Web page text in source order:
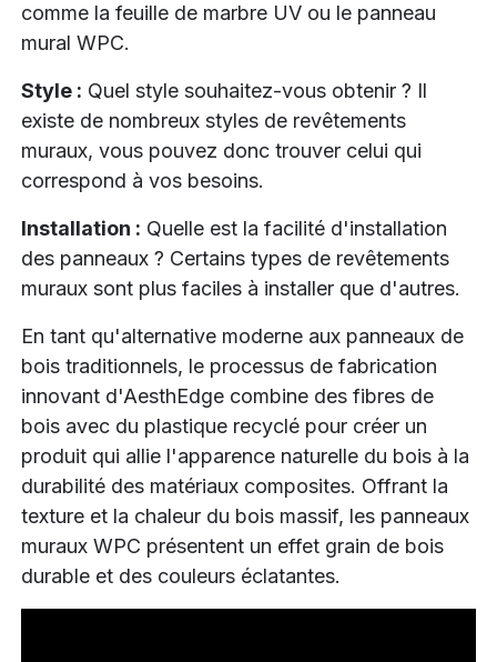
comme la feuille de marbre UV ou le panneau
mural WPC.
Style : Quel style souhaitez-vous obtenir ? Il
existe de nombreux styles de revêtements
muraux, vous pouvez donc trouver celui qui
correspond à vos besoins.
Installation : Quelle est la facilité d'installation
des panneaux ? Certains types de revêtements
muraux sont plus faciles à installer que d'autres.
En tant qu'alternative moderne aux panneaux de
bois traditionnels, le processus de fabrication
innovant d'AesthEdge combine des fibres de
bois avec du plastique recyclé pour créer un
produit qui allie l'apparence naturelle du bois à la
durabilité des matériaux composites. Offrant la
texture et la chaleur du bois massif, les panneaux
muraux WPC présentent un effet grain de bois
durable et des couleurs éclatantes.